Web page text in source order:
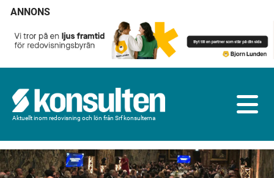
ANNONS
Aktuellt inom redovisning och lön från Srf konsulterna